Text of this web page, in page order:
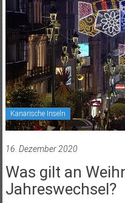
Kanarische Inseln
16. Dezember 2020
Was gilt an
Jahreswechsel?